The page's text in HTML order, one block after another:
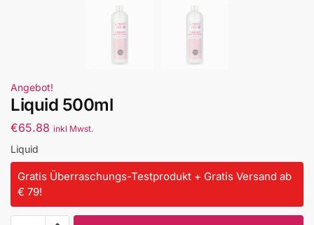
Angebot!
Liquid 500ml
€65.88 inkl Mwst.
Liquid
Gratis Überraschungs-Testprodukt + Gratis Versand ab
€ 79!